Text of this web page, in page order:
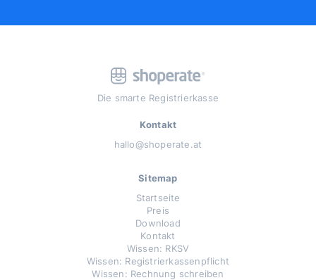
Die smarte Registrierkasse
Kontakt
hallo@shoperate.at
Sitemap
Startseite
Preis
Download
Kontakt
Wissen: RKSV
Wissen: Registrierkassenpflicht
Wissen: Rechnung schreiben